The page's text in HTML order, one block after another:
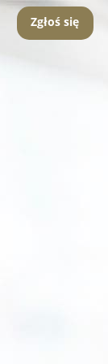
Zgłoś się